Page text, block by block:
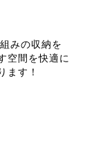
みの収納を
空間を快適に
ます！